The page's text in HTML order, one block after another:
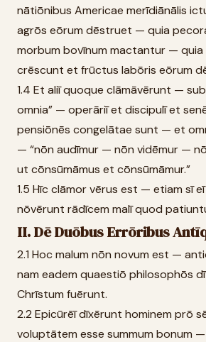
nātiōnibus Americae merīdiānālis
agrōs eōrum dēstruet — quia
morbum bovīnum mactantur —
crēscunt et frūctus labōris eōrum
1.4 Et aliī quoque clāmāvērunt —
omnia” — operāriī et discipulī et
pensiōnēs congelātae sunt — et
— “nōn audīmur — nōn vidēmur —
ut cōnsūmāmus et cōnsūmāmur.”
1.5 Hīc clāmor vērus est — etiam sī
nōvērunt rādīcem malī quod
II. Dē Duōbus Errōribus
2.1 Hoc malum nōn novum est —
nam eadem quaestiō philosophōs
Chrīstum fuērunt.
2.2 Epicūrēī dīxērunt hominem prō
voluptātem esse summum bonum